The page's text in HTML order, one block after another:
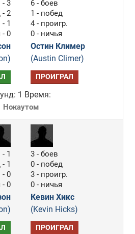
- 3
- 2
1
- 0
6 - боев
1 - побед
4 - проигр.
0 - ничья
Остин Климер
(Austin Climer)
ПРОИГРАЛ
1 Время:
Нокаутом
1
1
- 0
- 0
3 - боев
0 - побед
3 - проигр.
0 - ничья
Кевин Хикс
(Kevin Hicks)
ПРОИГРАЛ